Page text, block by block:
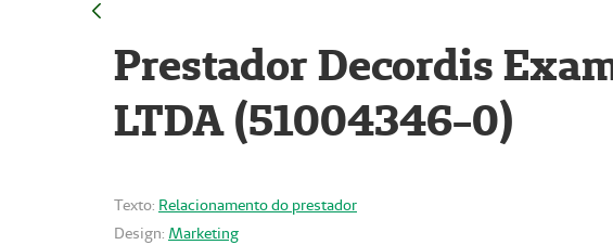
Prestador Decordis
LTDA (51004346-0)
Texto: Relacionamento do prestador
Design: Marketing